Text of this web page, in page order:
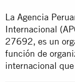
La Agencia
Internacional
27692, es un
función de
internacional